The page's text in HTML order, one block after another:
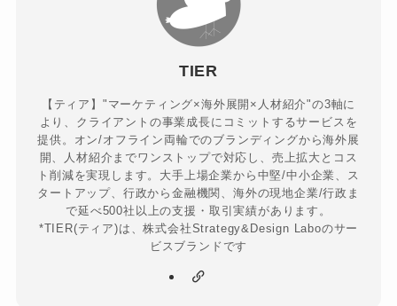
TIER
【ティア】"マーケティング×海外展開×人材紹介"の3軸に
より、クライアントの事業成長にコミットするサービスを
提供。オン/オフライン両輪でのブランディングから海外展
開、人材紹介までワンストップで対応し、売上拡大とコス
ト削減を実現します。大手上場企業から中堅/中小企業、ス
タートアップ、行政から金融機関、海外の現地企業/行政ま
で延べ500社以上の支援・取引実績があります。
*TIER(ティア)は、株式会社Strategy&Design Laboのサー
ビスブランドです